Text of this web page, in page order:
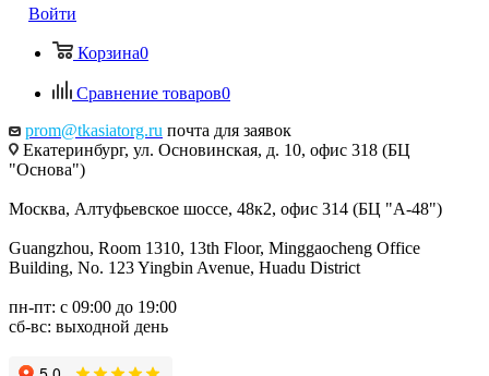
Войти
Корзина0
Сравнение товаров0
prom@tkasiatorg.ru почта для заявок
Екатеринбург, ул. Основинская, д. 10, офис 318 (БЦ
"Основа")
Москва, Алтуфьевское шоссе, 48к2, офис 314 (БЦ "А-48")
Guangzhou, Room 1310, 13th Floor, Minggaocheng Office
Building, No. 123 Yingbin Avenue, Huadu District
пн-пт: с 09:00 до 19:00
сб-вс: выходной день